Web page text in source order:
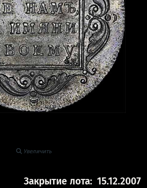
Увеличить
Закрытие лота: 15.12.2007